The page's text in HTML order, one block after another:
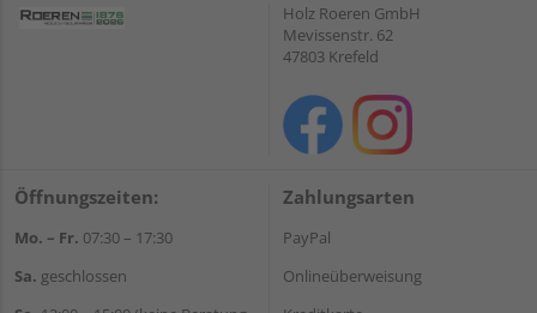
Holz Roeren GmbH
Mevissenstr. 62
47803 Krefeld
Öffnungszeiten:
Mo. – Fr. 07:30 – 17:30
Sa. geschlossen
Zahlungsarten
PayPal
Onlineüberweisung